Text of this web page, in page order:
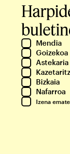
Mendia
Goizekoa
Astekaria
Bizkaia
Nafarroa
Izena